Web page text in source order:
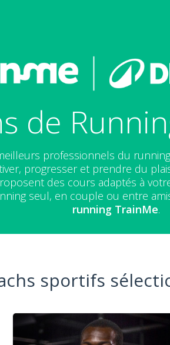
de
professionnels du
progresser et prendre du
des cours adaptés à
seul, en couple ou entre
running TrainMe.
sportifs